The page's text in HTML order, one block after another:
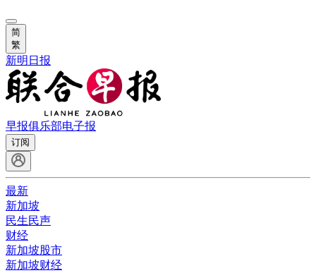
简
繁
新明日报
早报俱乐部电子报
订阅
最新
新加坡
民生民声
财经
新加坡股市
新加坡财经